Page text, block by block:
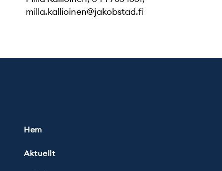
milla.kallioinen@jakobstad.fi
Hem
Aktuellt